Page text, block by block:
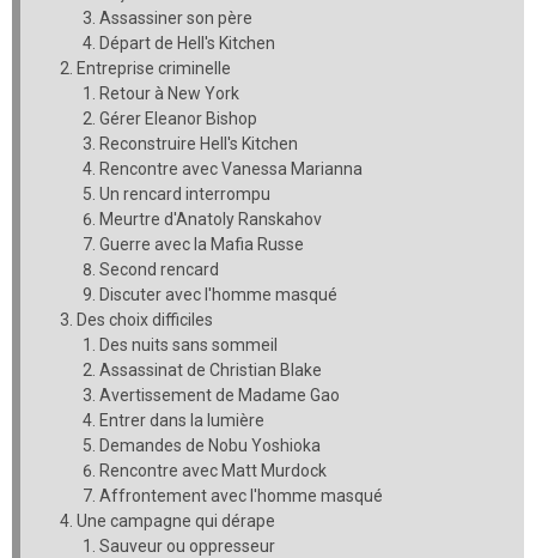
Assassiner son père
Départ de Hell's Kitchen
Entreprise criminelle
Retour à New York
Gérer Eleanor Bishop
Reconstruire Hell's Kitchen
Rencontre avec Vanessa Marianna
Un rencard interrompu
Meurtre d'Anatoly Ranskahov
Guerre avec la Mafia Russe
Second rencard
Discuter avec l'homme masqué
Des choix difficiles
Des nuits sans sommeil
Assassinat de Christian Blake
Avertissement de Madame Gao
Entrer dans la lumière
Demandes de Nobu Yoshioka
Rencontre avec Matt Murdock
Affrontement avec l'homme masqué
Une campagne qui dérape
Sauveur ou oppresseur